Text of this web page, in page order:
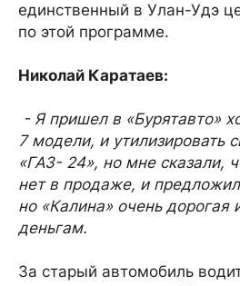
единственный в Улан-Удэ
по этой программе.
Николай Каратаев:
- Я пришел в «Бурятавто»
7 модели, и утилизировать
«ГАЗ- 24», но мне сказали,
нет в продаже, и
но «Калина» очень дорогая
деньгам.
За старый автомобиль